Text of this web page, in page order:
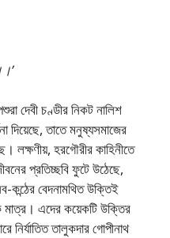
দেবী চণ্ডীর নিকট নালিশ
দিয়েছে, তাতে মনুষ্যসমাজের
লক্ষণীয়, হরগৌরীর কাহিনীতে
প্রতিচ্ছবি ফুটে উঠেছে,
কন্ঠের বেদনামথিত উক্তিই
এদের কয়েকটি উক্তির
নির্যাতিত তালুকদার গোপীনাথ